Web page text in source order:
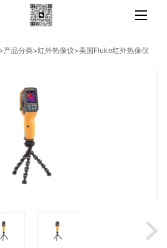
>产品分类>红外热像仪>美国Fluke红外热像仪